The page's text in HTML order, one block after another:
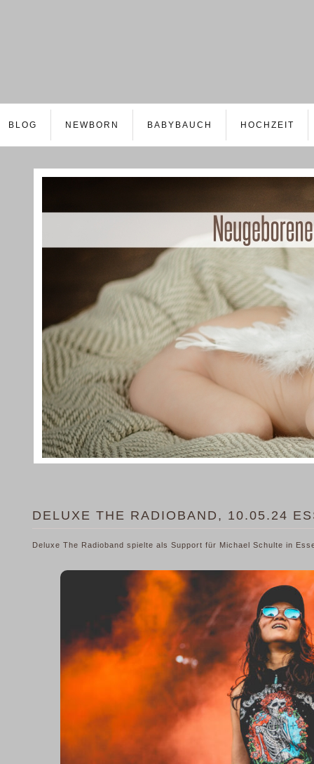
BLOG NEWBORN BABYBAUCH HOCHZEIT
DELUXE THE RADIOBAND, 10.05.24
Deluxe The Radioband spielte als Support für Michael Schulte in